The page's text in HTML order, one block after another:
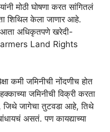
मोठी घोषणा करत सांगितलं
शिथिल केला जाणार आहे.
अधिकृतपणे खरेदी-
Farmers Land Rights
कमी जमिनीची नोंदणीच होत
जमिनीची विक्री करता
जिथे जागेचा तुटवडा आहे, तिथे
असतं. पण कायद्याच्या